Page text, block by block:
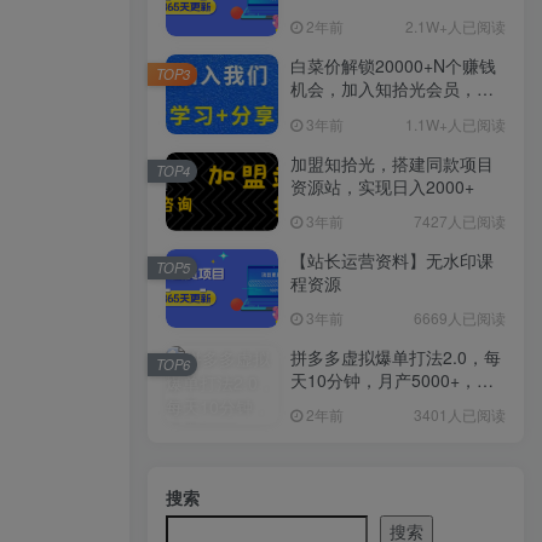
2年前 2.1W+人已阅读
白菜价解锁20000+N个赚钱
机会，加入知拾光会员，全
3年前 1.1W+人已阅读
TOP3
加盟知拾光，搭建同款项目
资源站，实现日入2000+
3年前 7427人已阅读
TOP4
【站长运营资料】无水印课
程资源
3年前 6669人已阅读
TOP5
拼多多虚拟爆单打法2.0，每
天10分钟，月产5000+，从0
2年前 3401人已阅读
TOP6
搜索
搜索